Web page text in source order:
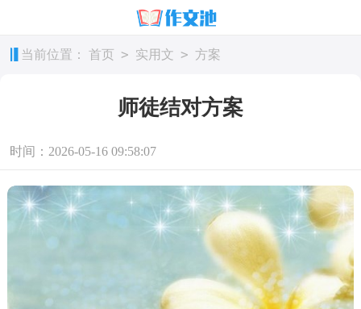
当前位置： 首页 > 实用文 > 方案
师徒结对方案
时间：2026-05-16 09:58:07